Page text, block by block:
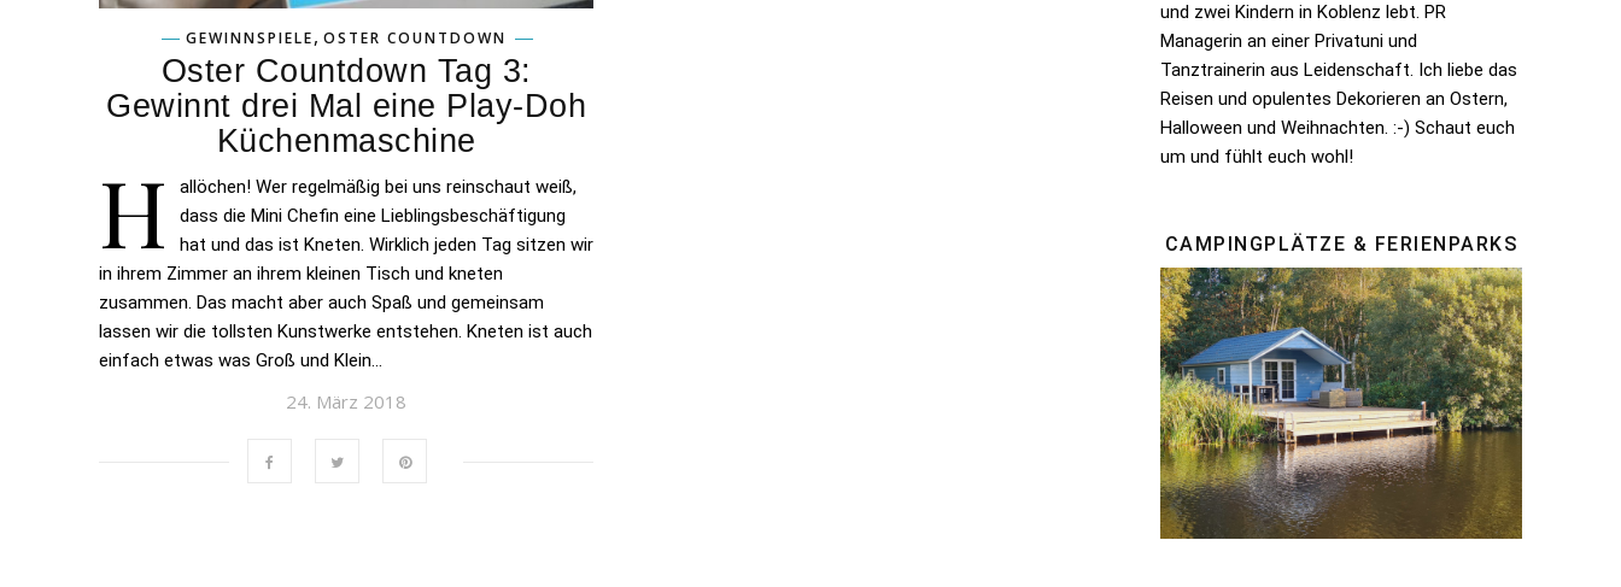
GEWINNSPIELE, OSTER COUNTDOWN
Oster Countdown Tag 3:
Gewinnt drei Mal eine Play-Doh
Küchenmaschine
H
allöchen! Wer regelmäßig bei uns reinschaut weiß,
dass die Mini Chefin eine Lieblingsbeschäftigung
hat und das ist Kneten. Wirklich jeden Tag sitzen wir
in ihrem Zimmer an ihrem kleinen Tisch und kneten
zusammen. Das macht aber auch Spaß und gemeinsam
lassen wir die tollsten Kunstwerke entstehen. Kneten ist auch
einfach etwas was Groß und Klein…
24. März 2018
und zwei Kindern in Koblenz lebt. PR
Managerin an einer Privatuni und
Tanztrainerin aus Leidenschaft. Ich liebe das
Reisen und opulentes Dekorieren an Ostern,
Halloween und Weihnachten. :-) Schaut euch
um und fühlt euch wohl!
CAMPINGPLÄTZE & FERIENPARKS